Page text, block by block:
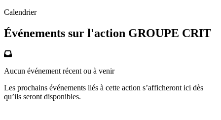
Calendrier
Événements sur l'action GROUPE CRIT
Aucun événement récent ou à venir
Les prochains événements liés à cette action s’afficheront ici dès
qu’ils seront disponibles.